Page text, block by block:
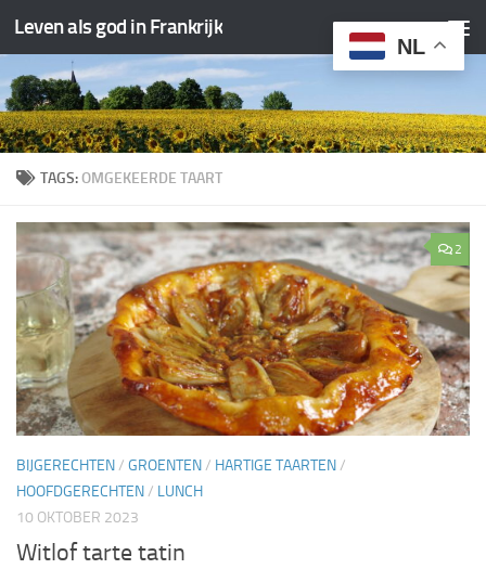
Doorgaan naar inhoud
Leven als god in Frankrijk
TAGS:OMGEKEERDE TAART
2
BIJGERECHTEN/ GROENTEN/ HARTIGE TAARTEN/
HOOFDGERECHTEN/ LUNCH
10 OKTOBER 2023
Witlof tarte tatin
NL